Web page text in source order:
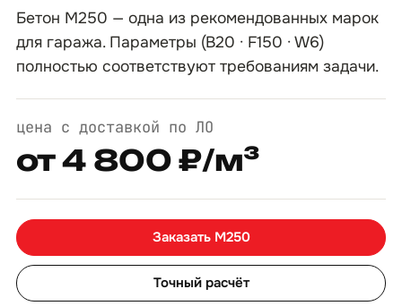
Бетон М250 — одна из рекомендованных марок
для гаража. Параметры (B20 · F150 · W6)
полностью соответствуют требованиям задачи.
цена с доставкой по ЛО
от 4 800 ₽/м³
Заказать М250
Точный расчёт